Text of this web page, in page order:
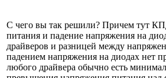
С чего вы так решили? Причем тут
питания и падение напряжения на
драйверов и разницей между
падением напряжения на диодах нет
любого драйвера обычно есть